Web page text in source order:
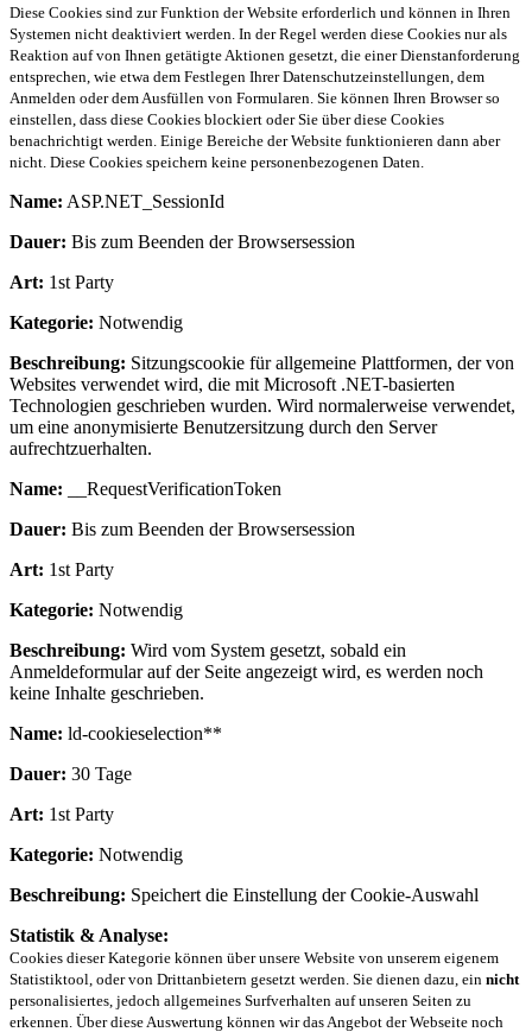
Diese Cookies sind zur Funktion der Website erforderlich und können in Ihren
Systemen nicht deaktiviert werden. In der Regel werden diese Cookies nur als
Reaktion auf von Ihnen getätigte Aktionen gesetzt, die einer Dienstanforderung
entsprechen, wie etwa dem Festlegen Ihrer Datenschutzeinstellungen, dem
Anmelden oder dem Ausfüllen von Formularen. Sie können Ihren Browser so
einstellen, dass diese Cookies blockiert oder Sie über diese Cookies
benachrichtigt werden. Einige Bereiche der Website funktionieren dann aber
nicht. Diese Cookies speichern keine personenbezogenen Daten.
Name: ASP.NET_SessionId
Dauer: Bis zum Beenden der Browsersession
Art: 1st Party
Kategorie: Notwendig
Beschreibung: Sitzungscookie für allgemeine Plattformen, der von
Websites verwendet wird, die mit Microsoft .NET-basierten
Technologien geschrieben wurden. Wird normalerweise verwendet,
um eine anonymisierte Benutzersitzung durch den Server
aufrechtzuerhalten.
Name: __RequestVerificationToken
Dauer: Bis zum Beenden der Browsersession
Art: 1st Party
Kategorie: Notwendig
Beschreibung: Wird vom System gesetzt, sobald ein
Anmeldeformular auf der Seite angezeigt wird, es werden noch
keine Inhalte geschrieben.
Name: ld-cookieselection**
Dauer: 30 Tage
Art: 1st Party
Kategorie: Notwendig
Beschreibung: Speichert die Einstellung der Cookie-Auswahl
Statistik & Analyse:
Cookies dieser Kategorie können über unsere Website von unserem eigenem
Statistiktool, oder von Drittanbietern gesetzt werden. Sie dienen dazu, ein nicht
personalisiertes, jedoch allgemeines Surfverhalten auf unseren Seiten zu
erkennen. Über diese Auswertung können wir das Angebot der Webseite noch